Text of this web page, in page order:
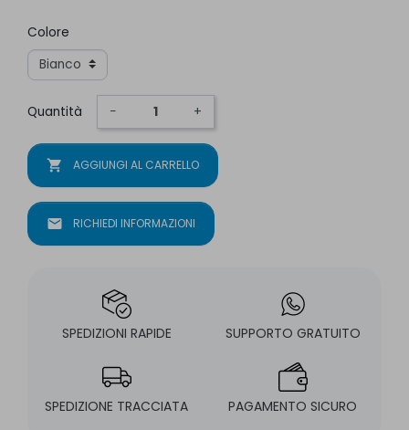
Colore
Quantità − +
shopping_cart AGGIUNGI AL CARRELLO
mail RICHIEDI INFORMAZIONI
SPEDIZIONI RAPIDE SUPPORTO GRATUITO
SPEDIZIONE TRACCIATA PAGAMENTO SICURO